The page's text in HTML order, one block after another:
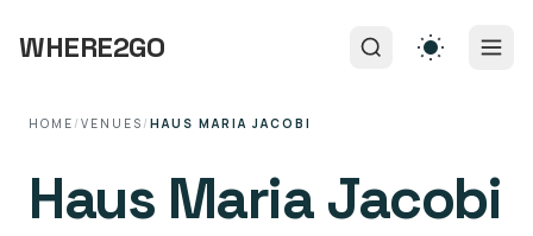
WHERE2GO
HOME / VENUES / HAUS MARIA JACOBI
Haus Maria Jacobi